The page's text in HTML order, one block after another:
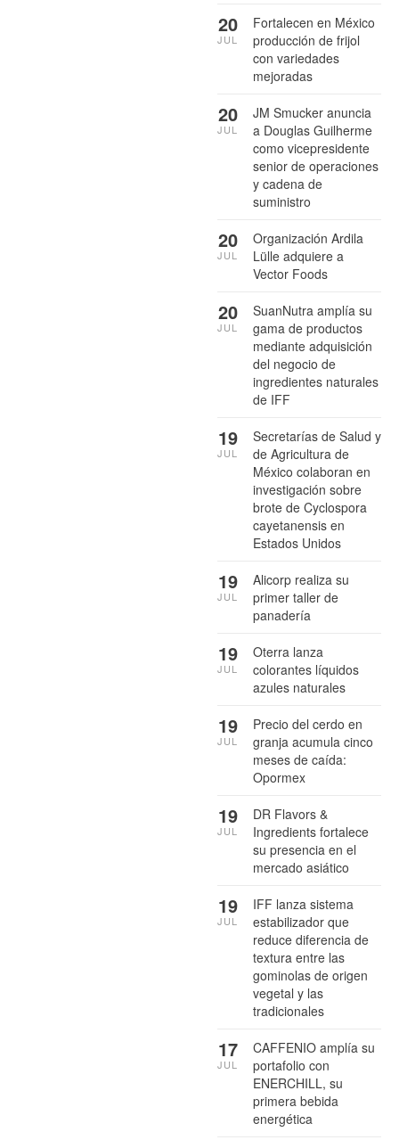
Fortalecen en México
producción de frijol
con variedades
mejoradas
20
JUL
JM Smucker anuncia
a Douglas Guilherme
como vicepresidente
senior de operaciones
y cadena de
suministro
20
JUL
Organización Ardila
Lülle adquiere a
Vector Foods
20
JUL
SuanNutra amplía su
gama de productos
mediante adquisición
del negocio de
ingredientes naturales
de IFF
20
JUL
Secretarías de Salud y
de Agricultura de
México colaboran en
investigación sobre
brote de Cyclospora
cayetanensis en
Estados Unidos
19
JUL
Alicorp realiza su
primer taller de
panadería
19
JUL
Oterra lanza
colorantes líquidos
azules naturales
19
JUL
Precio del cerdo en
granja acumula cinco
meses de caída:
Opormex
19
JUL
DR Flavors &
Ingredients fortalece
su presencia en el
mercado asiático
19
JUL
IFF lanza sistema
estabilizador que
reduce diferencia de
textura entre las
gominolas de origen
vegetal y las
tradicionales
19
JUL
CAFFENIO amplía su
portafolio con
ENERCHILL, su
primera bebida
energética
17
JUL